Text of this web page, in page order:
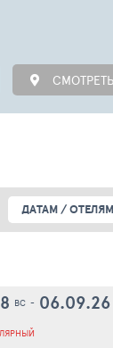
ДАТАМ / ОТЕЛЯМ
ВС - 06.09.26